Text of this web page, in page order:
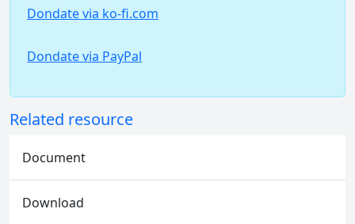
Dondate via ko-fi.com
Dondate via PayPal
Related resource
Document
Download